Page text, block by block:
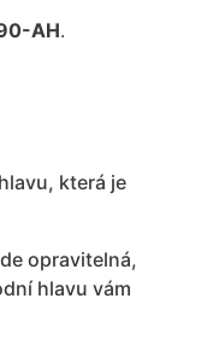
AH.
která je
opravitelná,
hlavu vám